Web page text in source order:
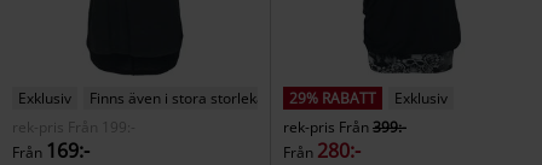
Exklusiv
Finns även i stora storlekar
rek-pris
Från
199:-
Från 169:-
29% RABATT
Exklusiv
rek-pris Från399:-
Från 280:-